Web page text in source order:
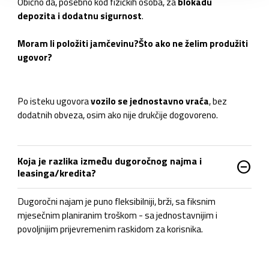
depozita i dodatnu sigurnost.
Moram li položiti jamčevinu?Što ako ne želim produžiti
ugovor?
Po isteku ugovoravozilo se jednostavno vraća, bez
dodatnih obveza, osim ako nije drukčije dogovoreno.
Koja je razlika između dugoročnog najma i
leasinga/kredita?
do_not_disturb_on
Dugoročni najam je puno fleksibilniji, brži, sa fiksnim
mjesečnim planiranim troškom - sa jednostavnijim i
povoljnijim prijevremenim raskidom za korisnika.